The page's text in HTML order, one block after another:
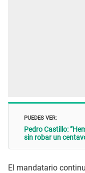
PUEDES VER:
Pedro Castillo:
sin robar un
El mandatario